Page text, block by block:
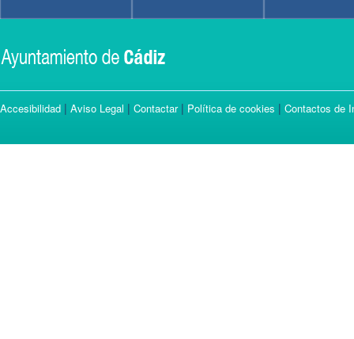
Accesibilidad | Aviso Legal | Contactar| Política de cookies | Contactos de